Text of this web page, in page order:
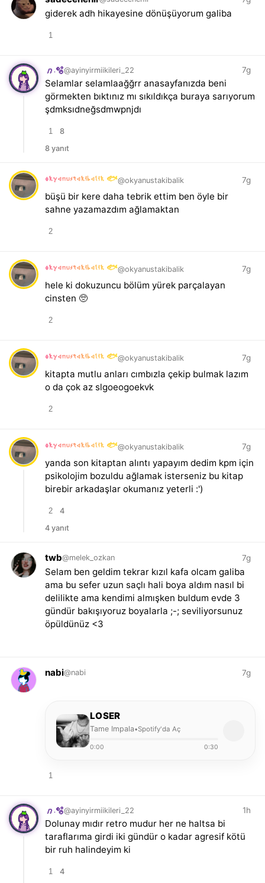
giderek adh hikayesine dönüşüyorum galiba
1
𝑛.🫧@ayinyirmiikileri_22 7g
Selamlar selamlaağğrr anasayfanızda beni
görmekten bıktınız mı sıkıldıkça buraya sarıyorum
şdmksıdneğsdmwpnjdı
1
8
8 yanıt
okyanustakibalik 🐟@okyanustakibalik 7g
büşü bir kere daha tebrik ettim ben öyle bir
sahne yazamazdım ağlamaktan
2
okyanustakibalik 🐟@okyanustakibalik 7g
hele ki dokuzuncu bölüm yürek parçalayan
cinsten 🥺
2
okyanustakibalik 🐟@okyanustakibalik 7g
kitapta mutlu anları cımbızla çekip bulmak lazım
o da çok az slgoeogoekvk
2
okyanustakibalik 🐟@okyanustakibalik 7g
yanda son kitaptan alıntı yapayım dedim kpm için
psikolojim bozuldu ağlamak isterseniz bu kitap
birebir arkadaşlar okumanız yeterli :')
2
4
4 yanıt
twb@melek_ozkan 7g
Selam ben geldim tekrar kızıl kafa olcam galiba
ama bu sefer uzun saçlı hali boya aldım nasıl bi
delilikte ama kendimi almışken buldum evde 3
gündür bakışıyoruz boyalarla ;-; seviliyorsunuz
öpüldünüz <3
nabi@nabi 7g
LOSER
Tame Impala•Spotify'da Aç
0:00 0:30
1
𝑛.🫧@ayinyirmiikileri_22 1h
Dolunay mıdır retro mudur her ne haltsa bi
taraflarıma girdi iki gündür o kadar agresif kötü
bir ruh halindeyim ki
1 4